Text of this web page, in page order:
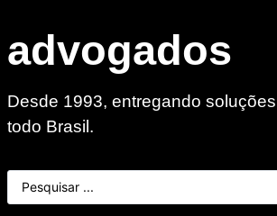
advogados
Desde 1993, entregando
todo Brasil.